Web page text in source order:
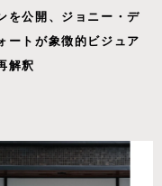
を公開、ジョニー・デ
ートが象徴的ビジュア
解釈